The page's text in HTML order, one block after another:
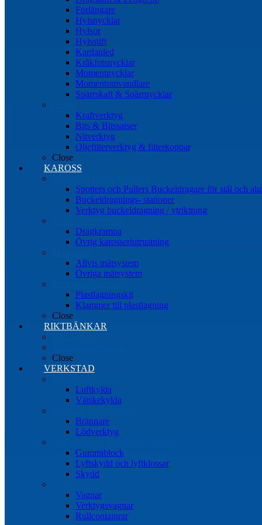
Förlängare
Hylsnycklar
Hylsor
Hylsstift
Kardanled
Kråkfotsnycklar
Momentnycklar
Momentomvandlare
Spärrskaft & Spärrnycklar
Kraftverktyg
Bits & Bitssatser
Nitverktyg
Oljefilterverktyg & filterkoppar
Close
KAROSS
Spotters och Pullers Buckeldragare för stål och
Buckeldragnings- stationer
Verktyg buckeldragning / ytriktning
Dragkrampa
Övrig karosseriutrustning
Allvis mätsystem
Övriga mätsystem
Plastlagningskit
Klammer till plastlagning
Close
RIKTBÄNKAR
Close
VERKSTAD
Luftkylda
Vätskekylda
Brännare
Lödverktyg
Gummiblock
Lyftskydd och lyftklossar
Skydd
Vagnar
Verktygsvagnar
Rullcontainrar